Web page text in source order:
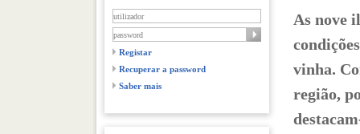
Registar
Recuperar a password
Saber mais
As nove
vinha.
região,